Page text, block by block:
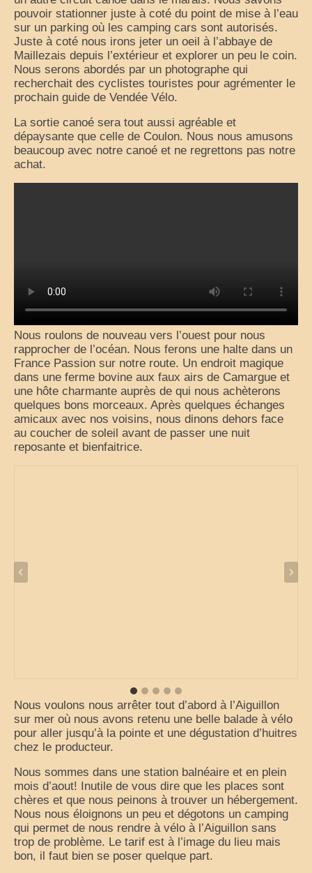
pouvoir stationner juste à coté du point de mise à l’eau
sur un parking où les camping cars sont autorisés.
Juste à coté nous irons jeter un oeil à l’abbaye de
Maillezais depuis l’extérieur et explorer un peu le coin.
Nous serons abordés par un photographe qui
recherchait des cyclistes touristes pour agrémenter le
prochain guide de Vendée Vélo.
La sortie canoé sera tout aussi agréable et
dépaysante que celle de Coulon. Nous nous amusons
beaucoup avec notre canoé et ne regrettons pas notre
achat.
Nous roulons de nouveau vers l’ouest pour nous
rapprocher de l’océan. Nous ferons une halte dans un
France Passion sur notre route. Un endroit magique
dans une ferme bovine aux faux airs de Camargue et
une hôte charmante auprès de qui nous achèterons
quelques bons morceaux. Après quelques échanges
amicaux avec nos voisins, nous dinons dehors face
au coucher de soleil avant de passer une nuit
reposante et bienfaitrice.
Nous voulons nous arrêter tout d’abord à l’Aiguillon
sur mer où nous avons retenu une belle balade à vélo
pour aller jusqu’à la pointe et une dégustation d’huitres
chez le producteur.
Nous sommes dans une station balnéaire et en plein
mois d’aout! Inutile de vous dire que les places sont
chères et que nous peinons à trouver un hébergement.
Nous nous éloignons un peu et dégotons un camping
qui permet de nous rendre à vélo à l’Aiguillon sans
trop de problème. Le tarif est à l’image du lieu mais
bon, il faut bien se poser quelque part.